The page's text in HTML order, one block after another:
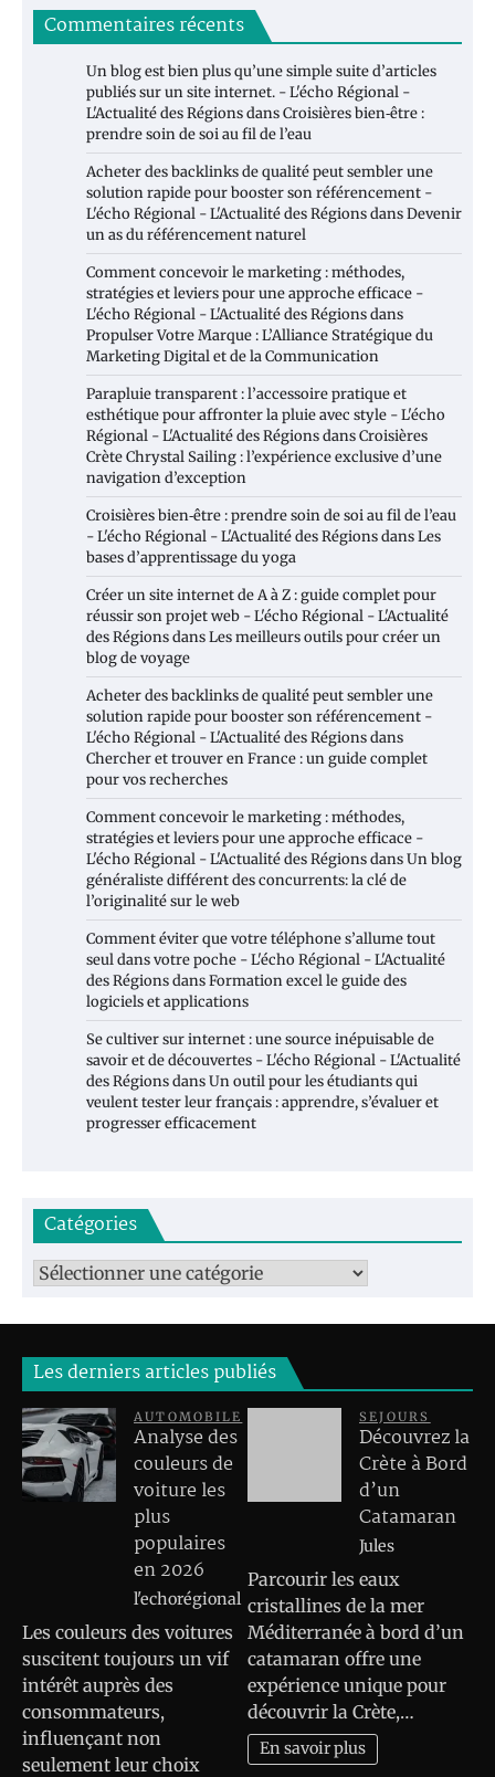
Commentaires récents
Un blog est bien plus qu’une simple suite d’articles
publiés sur un site internet. - L'écho Régional -
L'Actualité des RégionsdansCroisières bien‑être :
prendre soin de soi au fil de l’eau
Acheter des backlinks de qualité peut sembler une
solution rapide pour booster son référencement -
L'écho Régional - L'Actualité des RégionsdansDevenir
un as du référencement naturel
Comment concevoir le marketing : méthodes,
stratégies et leviers pour une approche efficace -
L'écho Régional - L'Actualité des Régionsdans
Propulser Votre Marque : L’Alliance Stratégique du
Marketing Digital et de la Communication
Parapluie transparent : l’accessoire pratique et
esthétique pour affronter la pluie avec style - L'écho
Régional - L'Actualité des RégionsdansCroisières
Crète Chrystal Sailing : l’expérience exclusive d’une
navigation d’exception
Croisières bien‑être : prendre soin de soi au fil de l’eau
- L'écho Régional - L'Actualité des RégionsdansLes
bases d’apprentissage du yoga
Créer un site internet de A à Z : guide complet pour
réussir son projet web - L'écho Régional - L'Actualité
des RégionsdansLes meilleurs outils pour créer un
blog de voyage
Acheter des backlinks de qualité peut sembler une
solution rapide pour booster son référencement -
L'écho Régional - L'Actualité des Régionsdans
Chercher et trouver en France : un guide complet
pour vos recherches
Comment concevoir le marketing : méthodes,
stratégies et leviers pour une approche efficace -
L'écho Régional - L'Actualité des RégionsdansUn blog
généraliste différent des concurrents: la clé de
l’originalité sur le web
Comment éviter que votre téléphone s’allume tout
seul dans votre poche - L'écho Régional - L'Actualité
des RégionsdansFormation excel le guide des
logiciels et applications
Se cultiver sur internet : une source inépuisable de
savoir et de découvertes - L'écho Régional - L'Actualité
des RégionsdansUn outil pour les étudiants qui
veulent tester leur français : apprendre, s’évaluer et
progresser efficacement
Catégories
Catégories
Les derniers articles publiés
AUTOMOBILE
Analyse des
couleurs de
voiture les
plus
populaires
en 2026
l'echorégional
Les couleurs des voitures
suscitent toujours un vif
intérêt auprès des
consommateurs,
influençant non
seulement leur choix
SEJOURS
Découvrez la
Crète à Bord
d’un
Catamaran
Jules
Parcourir les eaux
cristallines de la mer
Méditerranée à bord d’un
catamaran offre une
expérience unique pour
découvrir la Crète,…
En savoir plus